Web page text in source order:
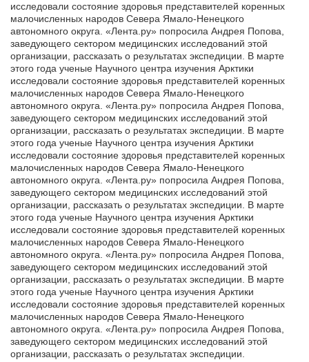
исследовали состояние здоровья представителей коренных
малочисленных народов Севера Ямало-Ненецкого
автономного округа. «Лента.ру» попросила Андрея Попова,
заведующего сектором медицинских исследований этой
организации, рассказать о результатах экспедиции. В марте
этого года ученые Научного центра изучения Арктики
исследовали состояние здоровья представителей коренных
малочисленных народов Севера Ямало-Ненецкого
автономного округа. «Лента.ру» попросила Андрея Попова,
заведующего сектором медицинских исследований этой
организации, рассказать о результатах экспедиции. В марте
этого года ученые Научного центра изучения Арктики
исследовали состояние здоровья представителей коренных
малочисленных народов Севера Ямало-Ненецкого
автономного округа. «Лента.ру» попросила Андрея Попова,
заведующего сектором медицинских исследований этой
организации, рассказать о результатах экспедиции. В марте
этого года ученые Научного центра изучения Арктики
исследовали состояние здоровья представителей коренных
малочисленных народов Севера Ямало-Ненецкого
автономного округа. «Лента.ру» попросила Андрея Попова,
заведующего сектором медицинских исследований этой
организации, рассказать о результатах экспедиции. В марте
этого года ученые Научного центра изучения Арктики
исследовали состояние здоровья представителей коренных
малочисленных народов Севера Ямало-Ненецкого
автономного округа. «Лента.ру» попросила Андрея Попова,
заведующего сектором медицинских исследований этой
организации, рассказать о результатах экспедиции.